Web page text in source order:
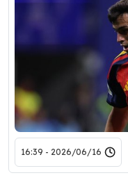
2026/06/16 - 16:39